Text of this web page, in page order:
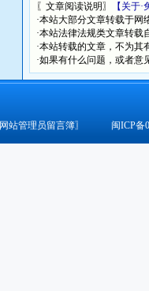
〖文章阅读说明〗
【关于
·本站大部分文章转载于
·本站法律法规类文章转
·本站转载的文章，不为
·如果有什么问题，或者意
网站管理员留言簿〗 闽ICP备